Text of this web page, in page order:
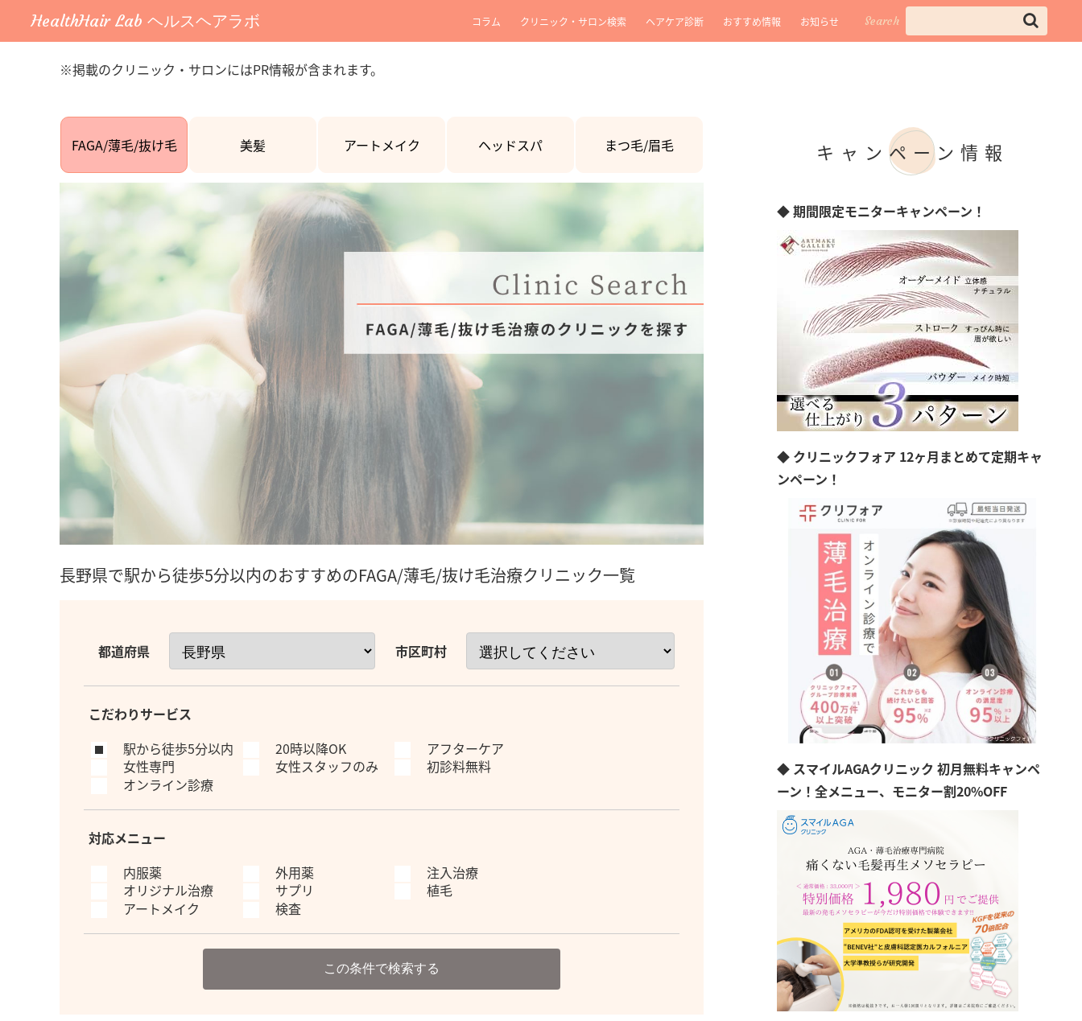
HealthHair Lab ヘルスヘアラボ コラム クリニック・サロン検索 ヘアケア診断 おすすめ情報 お知らせ Search
※掲載のクリニック・サロンにはPR情報が含まれます。
FAGA/薄毛/抜け毛 美髪 アートメイク ヘッドスパ まつ毛/眉毛
長野県で駅から徒歩5分以内のおすすめのFAGA/薄毛/抜け毛治療クリニック一覧
都道府県 市区町村
こだわりサービス
駅から徒歩5分以内
20時以降OK
アフターケア
女性専門
女性スタッフのみ
初診料無料
オンライン診療
対応メニュー
内服薬
外用薬
注入治療
オリジナル治療
サプリ
植毛
アートメイク
検査
この条件で検索する
キャンペーン情報
◆ 期間限定モニターキャンペーン！
◆ クリニックフォア 12ヶ月まとめて定期キャ
ンペーン！
◆ スマイルAGAクリニック 初月無料キャンペ
ーン！全メニュー、モニター割20%OFF